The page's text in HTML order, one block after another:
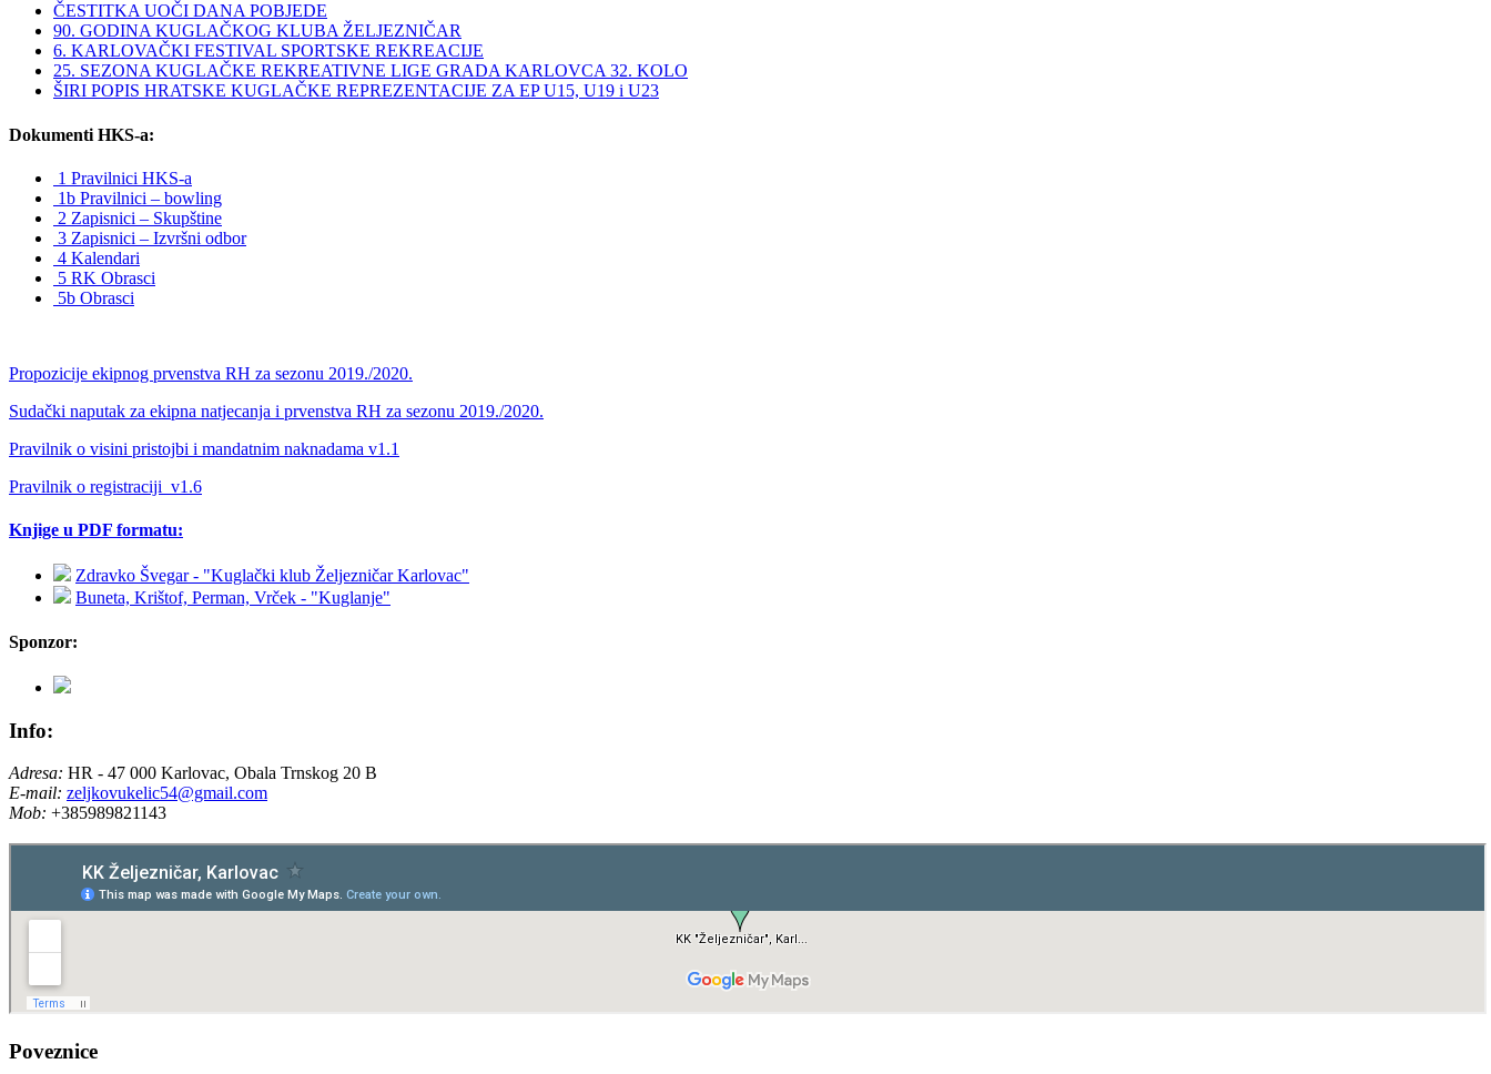
ČESTITKA UOČI DANA POBJEDE
90. GODINA KUGLAČKOG KLUBA ŽELJEZNIČAR
6. KARLOVAČKI FESTIVAL SPORTSKE REKREACIJE
25. SEZONA KUGLAČKE REKREATIVNE LIGE GRADA KARLOVCA 32. KOLO
ŠIRI POPIS HRATSKE KUGLAČKE REPREZENTACIJE ZA EP U15, U19 i U23
Dokumenti HKS-a:
1 Pravilnici HKS-a
1b Pravilnici – bowling
2 Zapisnici – Skupštine
3 Zapisnici – Izvršni odbor
4 Kalendari
5 RK Obrasci
5b Obrasci
Propozicije ekipnog prvenstva RH za sezonu 2019./2020.
Sudački naputak za ekipna natjecanja i prvenstva RH za sezonu 2019./2020.
Pravilnik o visini pristojbi i mandatnim naknadama v1.1
Pravilnik o registraciji_v1.6
Knjige u PDF formatu:
Zdravko Švegar - "Kuglački klub Željezničar Karlovac"
Buneta, Krištof, Perman, Vrček - "Kuglanje"
Sponzor:
Info:
Adresa: HR - 47 000 Karlovac, Obala Trnskog 20 B
E-mail: zeljkovukelic54@gmail.com
Mob: +385989821143
Poveznice